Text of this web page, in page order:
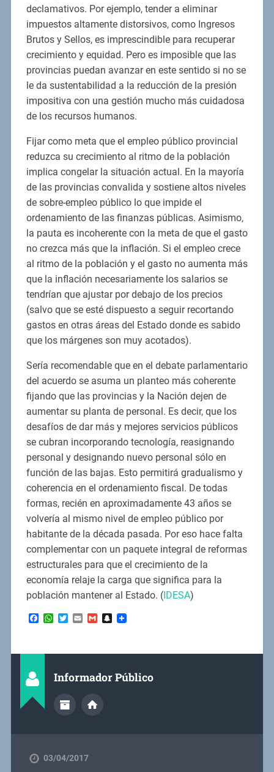
declamativos. Por ejemplo, tender a eliminar
impuestos altamente distorsivos, como Ingresos
Brutos y Sellos, es imprescindible para recuperar
crecimiento y equidad. Pero es imposible que las
provincias puedan avanzar en este sentido si no se
le da sustentabilidad a la reducción de la presión
impositiva con una gestión mucho más cuidadosa
de los recursos humanos.
Fijar como meta que el empleo público provincial
reduzca su crecimiento al ritmo de la población
implica congelar la situación actual. En la mayoría
de las provincias convalida y sostiene altos niveles
de sobre-empleo público lo que impide el
ordenamiento de las finanzas públicas. Asimismo,
la pauta es incoherente con la meta de que el gasto
no crezca más que la inflación. Si el empleo crece
al ritmo de la población y el gasto no aumenta más
que la inflación necesariamente los salarios se
tendrían que ajustar por debajo de los precios
(salvo que se esté dispuesto a seguir recortando
gastos en otras áreas del Estado donde es sabido
que los márgenes son muy acotados).
Sería recomendable que en el debate parlamentario
del acuerdo se asuma un planteo más coherente
fijando que las provincias y la Nación dejen de
aumentar su planta de personal. Es decir, que los
desafíos de dar más y mejores servicios públicos
se cubran incorporando tecnología, reasignando
personal y designando nuevo personal sólo en
función de las bajas. Esto permitirá gradualismo y
coherencia en el ordenamiento fiscal. De todas
formas, recién en aproximadamente 43 años se
volvería al mismo nivel de empleo público por
habitante de la década pasada. Por eso hace falta
complementar con un paquete integral de reformas
estructurales para que el crecimiento de la
economía relaje la carga que significa para la
población mantener al Estado. (IDESA)
Facebook
WhatsApp
Twitter
EmailGmailSnapchat
Informador Público
03/04/2017